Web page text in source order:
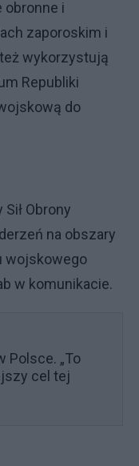
obronne i
zaporoskim i
wykorzystują
Republiki
do
Obrony
na obszary
wojskowego
w komunikacie.
Polsce. „To
cel tej